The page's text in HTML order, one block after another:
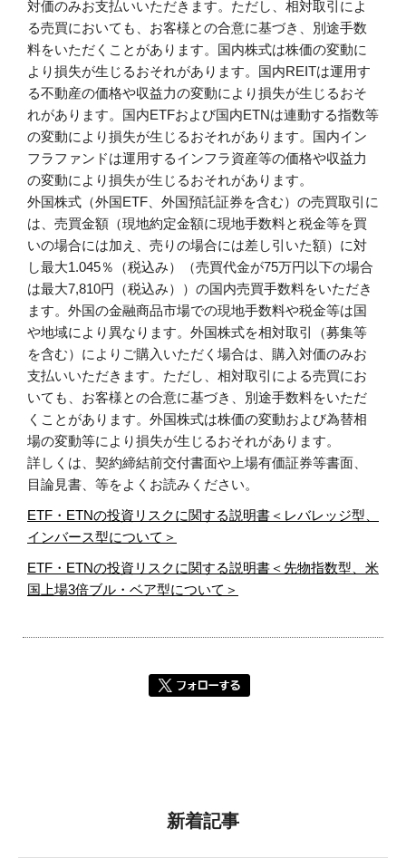
対価のみお支払いいただきます。ただし、相対取引によ
る売買においても、お客様との合意に基づき、別途手数
料をいただくことがあります。国内株式は株価の変動に
より損失が生じるおそれがあります。国内REITは運用す
る不動産の価格や収益力の変動により損失が生じるおそ
れがあります。国内ETFおよび国内ETNは連動する指数等
の変動により損失が生じるおそれがあります。国内イン
フラファンドは運用するインフラ資産等の価格や収益力
の変動により損失が生じるおそれがあります。
外国株式（外国ETF、外国預託証券を含む）の売買取引に
は、売買金額（現地約定金額に現地手数料と税金等を買
いの場合には加え、売りの場合には差し引いた額）に対
し最大1.045％（税込み）（売買代金が75万円以下の場合
は最大7,810円（税込み））の国内売買手数料をいただき
ます。外国の金融商品市場での現地手数料や税金等は国
や地域により異なります。外国株式を相対取引（募集等
を含む）によりご購入いただく場合は、購入対価のみお
支払いいただきます。ただし、相対取引による売買にお
いても、お客様との合意に基づき、別途手数料をいただ
くことがあります。外国株式は株価の変動および為替相
場の変動等により損失が生じるおそれがあります。
詳しくは、契約締結前交付書面や上場有価証券等書面、
目論見書、等をよくお読みください。
ETF・ETNの投資リスクに関する説明書＜レバレッジ型、
インバース型について＞
ETF・ETNの投資リスクに関する説明書＜先物指数型、米
国上場3倍ブル・ベア型について＞
新着記事